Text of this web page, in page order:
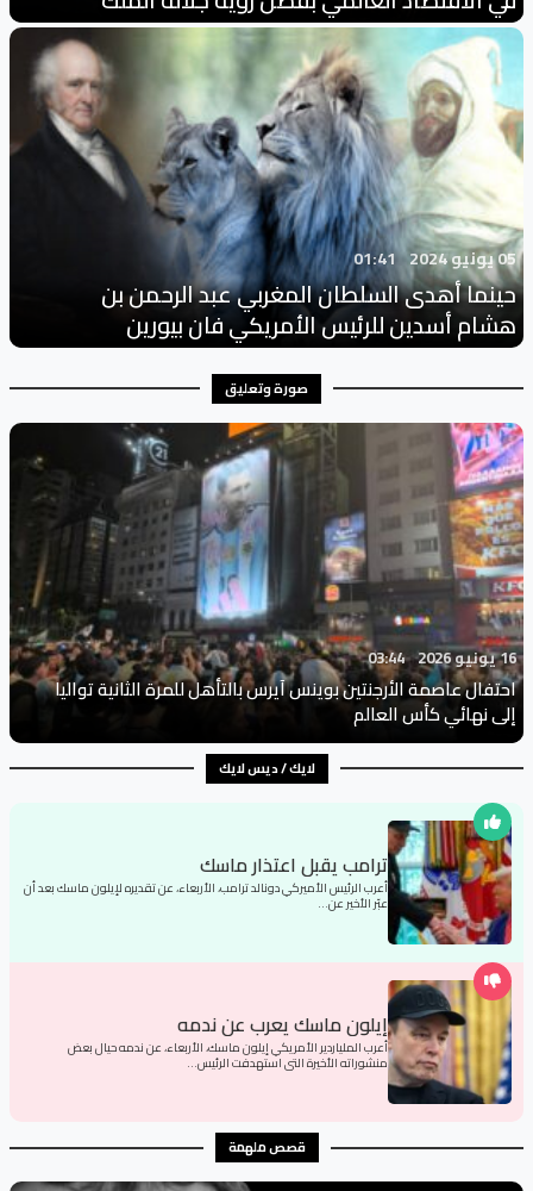
05 يونيو 2024 01:41
حينما أهدى السلطان المغربي عبد الرحمن بن
هشام أسدين للرئيس الأمريكي فان بيورين
صورة وتعليق
16 يونيو 2026 03:44
احتفال عاصمة الأرجنتين بوينس آيرس بالتأهل للمرة الثانية تواليا
إلى نهائي كأس العالم
لايك / ديس لايك
ترامب يقبل اعتذار ماسك
أعرب الرئيس الأميركي دونالد ترامب، الأربعاء، عن تقديره لإيلون ماسك بعد أن
عبّر الأخير عن…
إيلون ماسك يعرب عن ندمه
أعرب الملياردير الأمريكي إيلون ماسك، الأربعاء، عن ندمه حيال بعض
منشوراته الأخيرة التي استهدفت الرئيس…
قصص ملهمة